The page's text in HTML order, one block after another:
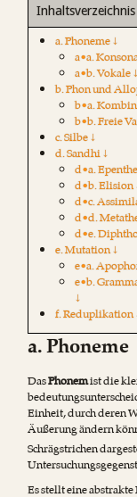
Inhaltsverzeichnis
a. Phoneme ↓
a•a.
a•b. Vokale ↓
b. Phon und
b•a.
b•b. Freie
c. Silbe ↓
d. Sandhi ↓
d•a.
d•b. Elision
d•c.
d•d.
d•e.
e. Mutation ↓
e•a.
e•b.
↓
f. Reduplikation
a. Phoneme
DasPhonemist die
Einheit, durch deren
Äußerung ändern
Schrägstrichen